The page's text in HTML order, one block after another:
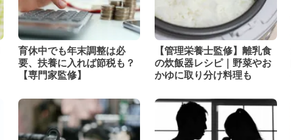
育休中でも年末調整は必
要、扶養に入れば節税も？
【専門家監修】
【管理栄養士監修】離乳食
の炊飯器レシピ｜野菜やお
かゆに取り分け料理も